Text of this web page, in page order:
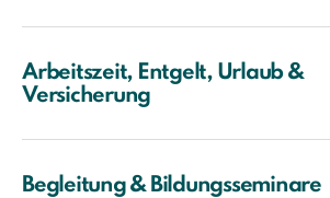
Arbeitszeit, Entgelt, Urlaub &
Versicherung
Begleitung & Bildungsseminare